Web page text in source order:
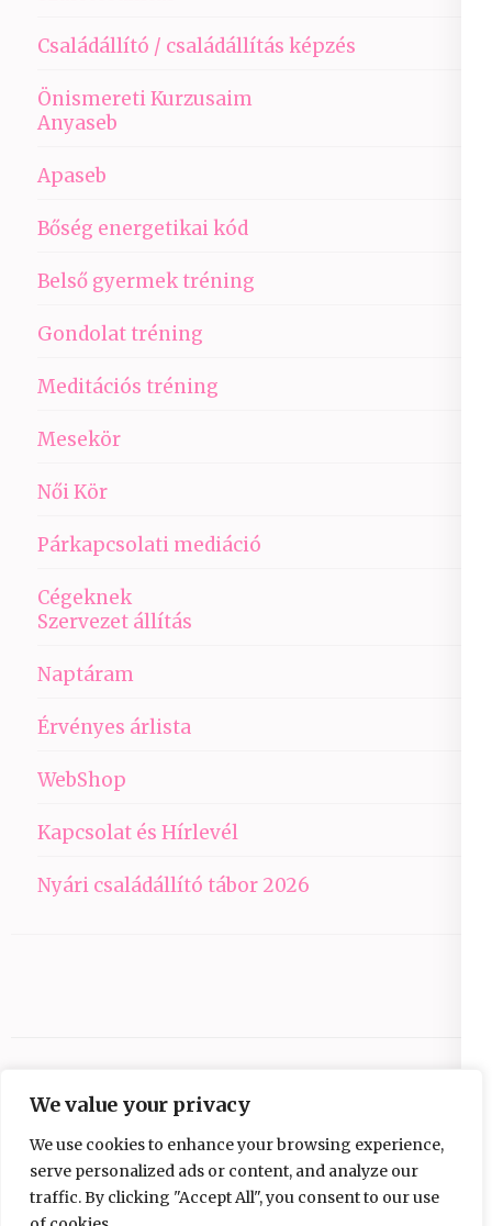
We value your privacy
We use cookies to enhance your browsing experience,
serve personalized ads or content, and analyze our
traffic. By clicking "Accept All", you consent to our use
Családállító / családállítás képzés
Önismereti Kurzusaim
Anyaseb
Apaseb
Bőség energetikai kód
Belső gyermek tréning
Gondolat tréning
Meditációs tréning
Mesekör
Női Kör
Párkapcsolati mediáció
Cégeknek
Szervezet állítás
Naptáram
Érvényes árlista
WebShop
Kapcsolat és Hírlevél
Nyári családállító tábor 2026
Copyright © 2026Ezüst-Híd.
Elegant Pink